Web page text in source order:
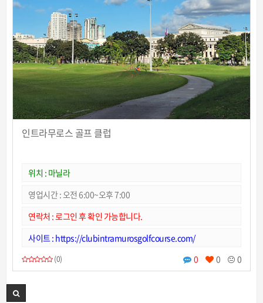
인트라무로스 골프 클럽
위치 : 마닐라
영업시간 : 오전 6:00~오후 7:00
연락처 : 로그인 후 확인 가능합니다.
사이트 : https://clubintramurosgolfcourse.com/
(0) 0 0 0